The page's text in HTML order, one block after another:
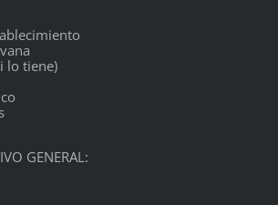
lo tiene)
GENERAL: